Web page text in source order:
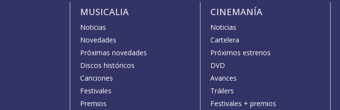
MUSICALIA
Noticias
Novedades
Próximas novedades
Discos históricos
Canciones
Festivales
Premios
CINEMANÍA
Noticias
Cartelera
Próximos estrenos
DVD
Avances
Tráilers
Festivales + premios